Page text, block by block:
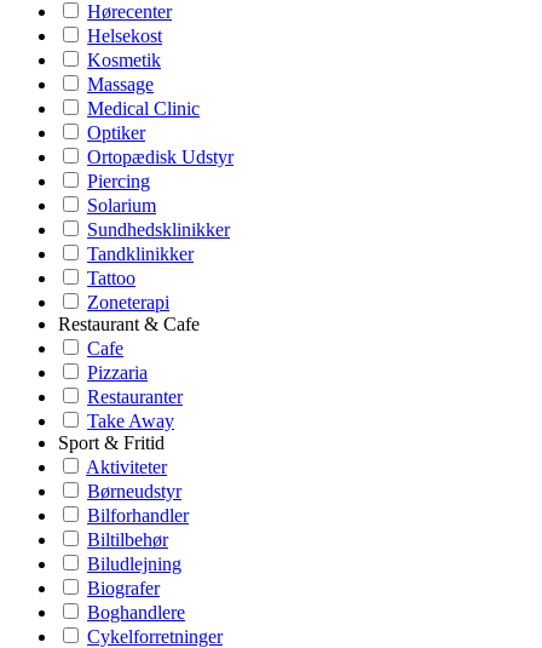
Hørecenter
Helsekost
Kosmetik
Massage
Medical Clinic
Optiker
Ortopædisk Udstyr
Piercing
Solarium
Sundhedsklinikker
Tandklinikker
Tattoo
Zoneterapi
Restaurant & Cafe
Cafe
Pizzaria
Restauranter
Take Away
Sport & Fritid
Aktiviteter
Børneudstyr
Bilforhandler
Biltilbehør
Biludlejning
Biografer
Boghandlere
Cykelforretninger